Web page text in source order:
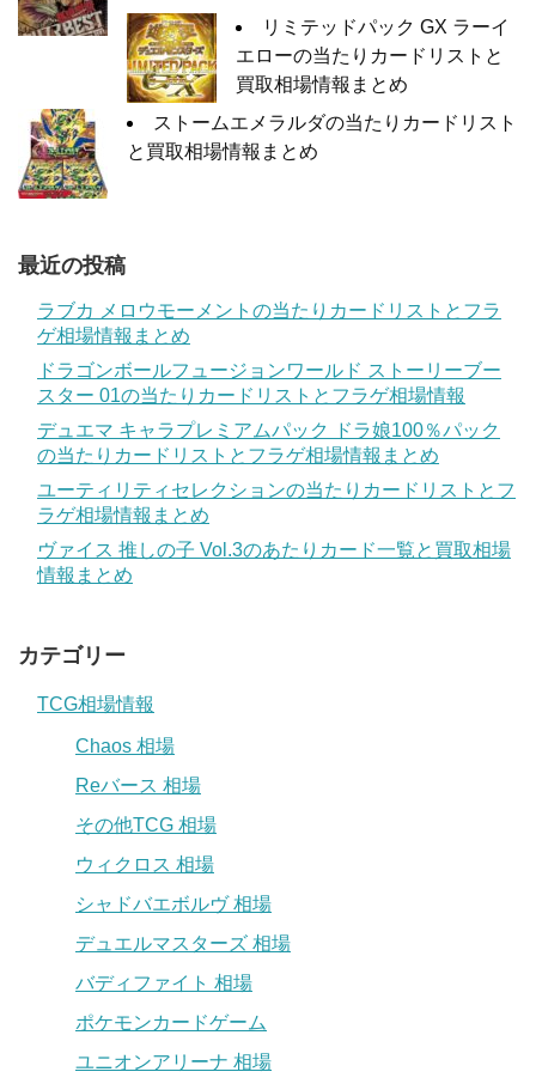
リミテッドパック GX ラーイ
エローの当たりカードリストと
買取相場情報まとめ
ストームエメラルダの当たりカードリスト
と買取相場情報まとめ
最近の投稿
ラブカ メロウモーメントの当たりカードリストとフラ
ゲ相場情報まとめ
ドラゴンボールフュージョンワールド ストーリーブー
スター 01の当たりカードリストとフラゲ相場情報
デュエマ キャラプレミアムパック ドラ娘100％パック
の当たりカードリストとフラゲ相場情報まとめ
ユーティリティセレクションの当たりカードリストとフ
ラゲ相場情報まとめ
ヴァイス 推しの子 Vol.3のあたりカード一覧と買取相場
情報まとめ
カテゴリー
TCG相場情報
Chaos 相場
Reバース 相場
その他TCG 相場
ウィクロス 相場
シャドバエボルヴ 相場
デュエルマスターズ 相場
バディファイト 相場
ポケモンカードゲーム
ユニオンアリーナ 相場